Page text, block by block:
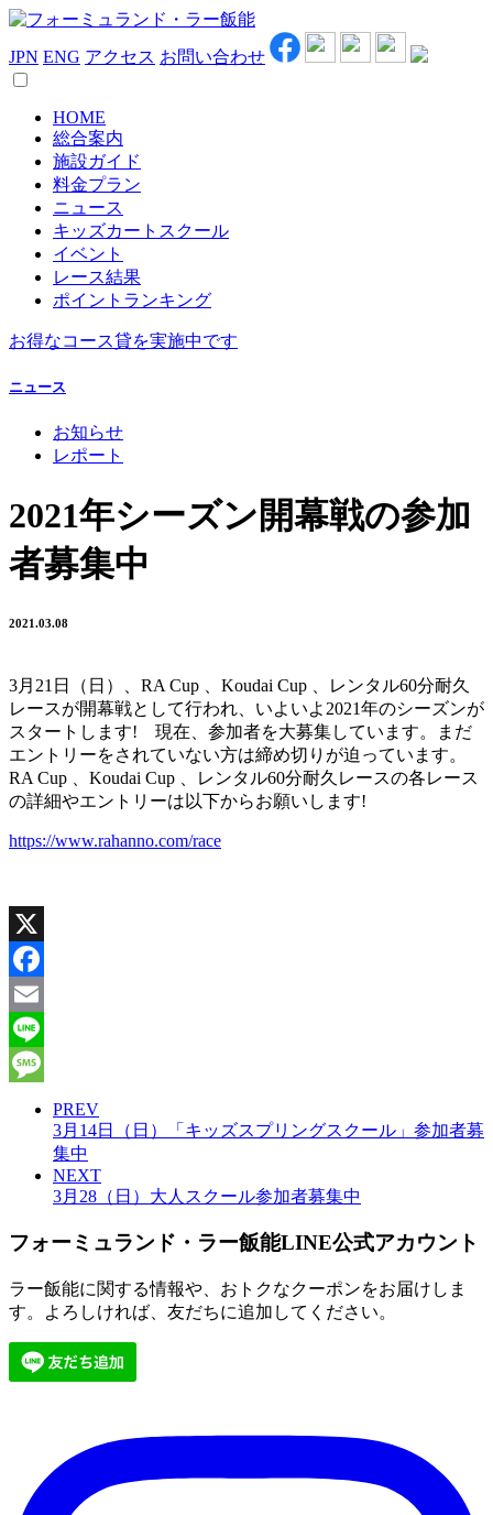
JPN ENG アクセス お問い合わせ
HOME
総合案内
施設ガイド
料金プラン
ニュース
キッズカートスクール
イベント
レース結果
ポイントランキング
お得なコース貸を実施中です
ニュース
お知らせ
レポート
2021年シーズン開幕戦の参加
者募集中
2021.03.08
3月21日（日）、RA Cup 、Koudai Cup 、レンタル60分耐久
レースが開幕戦として行われ、いよいよ2021年のシーズンが
スタートします! 現在、参加者を大募集しています。まだ
エントリーをされていない方は締め切りが迫っています。
RA Cup 、Koudai Cup 、レンタル60分耐久レースの各レース
の詳細やエントリーは以下からお願いします!
https://www.rahanno.com/race
X
Facebook
Email
Line
Message
PREV
3月14日（日）「キッズスプリングスクール」参加者募
集中
NEXT
3月28（日）大人スクール参加者募集中
フォーミュランド・ラー飯能LINE公式アカウント
ラー飯能に関する情報や、おトクなクーポンをお届けしま
す。よろしければ、友だちに追加してください。